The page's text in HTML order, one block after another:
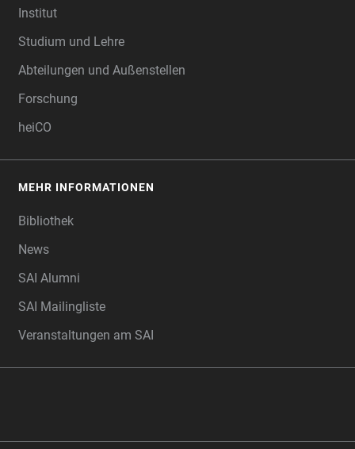
Institut
Studium und Lehre
Abteilungen und Außenstellen
Forschung
heiCO
MEHR INFORMATIONEN
Bibliothek
News
SAI Alumni
SAI Mailingliste
Veranstaltungen am SAI